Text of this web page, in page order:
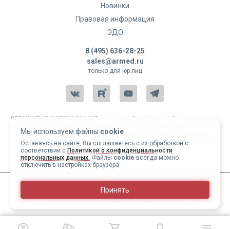
Мы используем файлы cookie
Оставаясь на сайте, Вы соглашаетесь с их обработкой с
соответствии с Политикой о конфиденциальности
персональных данных. Файлы cookie всегда можно
отключить в настройках браузера.
Принять
Новинки
Правовая информация
ЭДО
8 (495) 636-28-25
sales@armed.ru
только для юр.лиц
ОБРАЩАЕМ ВАШЕ ВНИМАНИЕ, что данный интернет-сайт и материалы,
характер и ни при каких условиях не являются публичной офертой,
определяемой положениями статьи 437 Гражданского кодекса РФ.
Copyright 2004-2026 © Армед
ИМЕЮТСЯ ПРОТИВОПОКАЗАНИЯ, ПЕРЕД ИСПОЛЬЗОВАНИЕМ
НЕОБХОДИМО ОЗНАКОМИТЬСЯ С ИНСТРУКЦИЕЙ И
ПРОКОНСУЛЬТИРОВАТЬСЯ С ВРАЧОМ